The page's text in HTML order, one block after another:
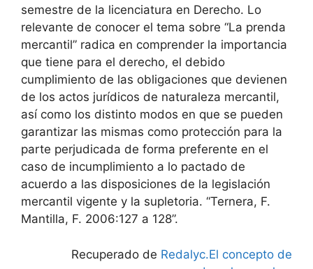
semestre de la licenciatura en Derecho. Lo
relevante de conocer el tema sobre “La prenda
mercantil” radica en comprender la importancia
que tiene para el derecho, el debido
cumplimiento de las obligaciones que devienen
de los actos jurídicos de naturaleza mercantil,
así como los distinto modos en que se pueden
garantizar las mismas como protección para la
parte perjudicada de forma preferente en el
caso de incumplimiento a lo pactado de
acuerdo a las disposiciones de la legislación
mercantil vigente y la supletoria. “Ternera, F.
Mantilla, F. 2006:127 a 128”.
Recuperado de Redalyc.El concepto de